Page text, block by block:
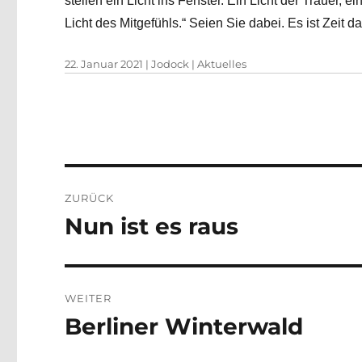
Licht des Mitgefühls.“ Seien Sie dabei. Es ist Zeit
Veröffentlicht
22. Januar 2021 |Autor
Jodock |Kategorien
Aktuelles
ZURÜCK
Vorheriger
Nun ist es raus
WEITER
Nächster
Berliner Winterwald